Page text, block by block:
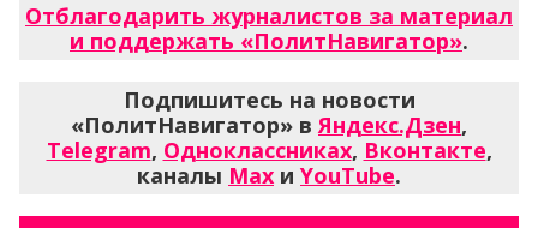
Отблагодарить журналистов за материал
и поддержать «ПолитНавигатор».
Подпишитесь на новости
«ПолитНавигатор» вЯндекс.Дзен,
Telegram, Одноклассниках, Вконтакте,
каналы Max и YouTube.